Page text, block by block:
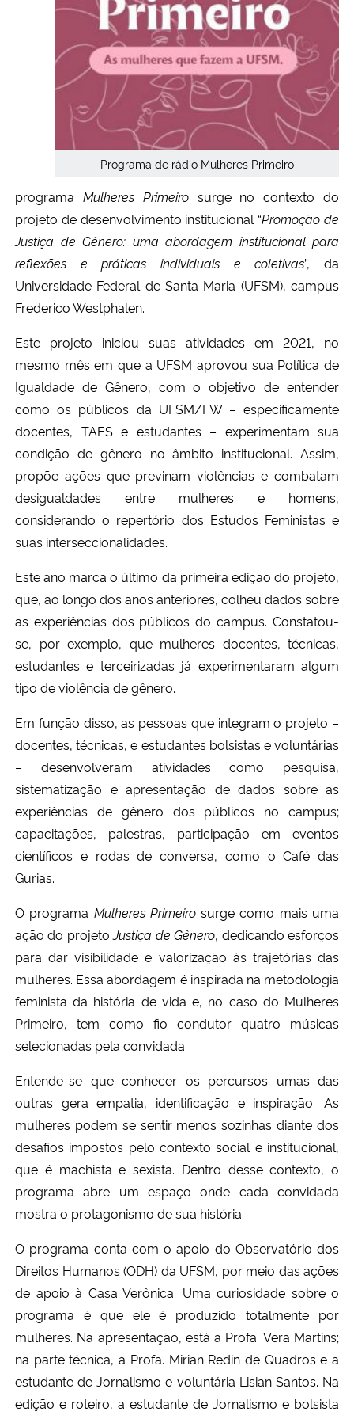
Secretaria de Governo
Gabinete de Segurança Institucional
Advocacia-Geral da União
Banco Central do Brasil
Planalto
Programa de rádio Mulheres Primeiro
programa Mulheres Primeirosurge no contexto do
projeto de desenvolvimento institucional “Promoção de
Justiça de Gênero: uma abordagem institucional para
reflexões e práticas individuais e coletivas”, da
Universidade Federal de Santa Maria (UFSM), campus
Frederico Westphalen.
Este projeto iniciou suas atividades em 2021, no
mesmo mês em que a UFSM aprovou sua Política de
Igualdade de Gênero, com o objetivo de entender
como os públicos da UFSM/FW – especificamente
docentes, TAES e estudantes – experimentam sua
condição de gênero no âmbito institucional. Assim,
propõe ações que previnam violências e combatam
desigualdades entre mulheres e homens,
considerando o repertório dos Estudos Feministas e
suas interseccionalidades.
Este ano marca o último da primeira edição do projeto,
que, ao longo dos anos anteriores, colheu dados sobre
as experiências dos públicos do campus. Constatou-
se, por exemplo, que mulheres docentes, técnicas,
estudantes e terceirizadas já experimentaram algum
tipo de violência de gênero.
Em função disso, as pessoas que integram o projeto –
docentes, técnicas, e estudantes bolsistas e voluntárias
– desenvolveram atividades como pesquisa,
sistematização e apresentação de dados sobre as
experiências de gênero dos públicos no campus;
capacitações, palestras, participação em eventos
científicos e rodas de conversa, como o Café das
Gurias.
O programa Mulheres Primeirosurge como mais uma
ação do projetoJustiça de Gênero, dedicando esforços
para dar visibilidade e valorização às trajetórias das
mulheres. Essa abordagem é inspirada na metodologia
feminista da história de vida e, no caso do Mulheres
Primeiro, tem como fio condutor quatro músicas
selecionadas pela convidada.
Entende-se que conhecer os percursos umas das
outras gera empatia, identificação e inspiração. As
mulheres podem se sentir menos sozinhas diante dos
desafios impostos pelo contexto social e institucional,
que é machista e sexista. Dentro desse contexto, o
programa abre um espaço onde cada convidada
mostra o protagonismo de sua história.
O programa conta com o apoio do Observatório dos
Direitos Humanos (ODH) da UFSM, por meio das ações
de apoio à Casa Verônica. Uma curiosidade sobre o
programa é que ele é produzido totalmente por
mulheres. Na apresentação, está a Profa. Vera Martins;
na parte técnica, a Profa. Mirian Redin de Quadros e a
estudante de Jornalismo e voluntária Lisian Santos. Na
edição e roteiro, a estudante de Jornalismo e bolsista